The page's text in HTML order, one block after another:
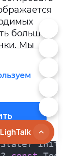
большой
Мы
который
а затем в
которому
стейт.